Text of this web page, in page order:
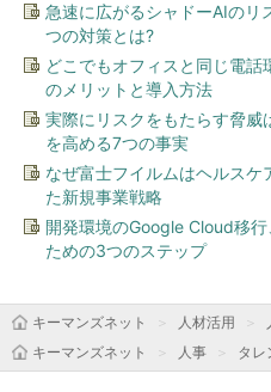
急速に広がるシャドーAIのリ
つの対策とは?
どこでもオフィスと同じ電
のメリットと導入方法
実際にリスクをもたらす脅威
を高める7つの事実
なぜ富士フイルムはヘルスケ
た新規事業戦略
開発環境のGoogle Cloud移
ための3つのステップ
キーマンズネット 人材活用
キーマンズネット
人事 タレ